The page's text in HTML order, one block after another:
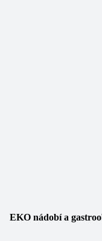
EKO nádobí a